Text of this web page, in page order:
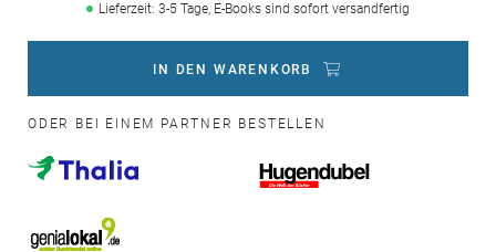
Lieferzeit: 3-5 Tage, E-Books sind sofort versandfertig
IN DEN WARENKORB
ODER BEI EINEM PARTNER BESTELLEN